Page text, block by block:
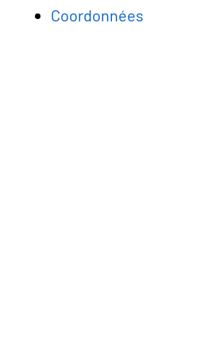
Coordonnées